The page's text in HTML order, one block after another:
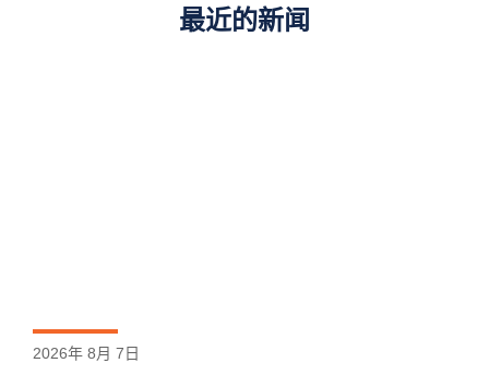
最近的新闻
2026年 8月 7日